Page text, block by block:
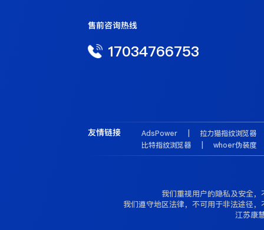
售前咨询热线
17034766753
友情链接 AdsPower
拉力猫指纹浏览器
比特指纹浏览器
whoer伪装度
我们重视用户的隐私及安全
我们遵守地区法律，不可用于非法途径
江苏康